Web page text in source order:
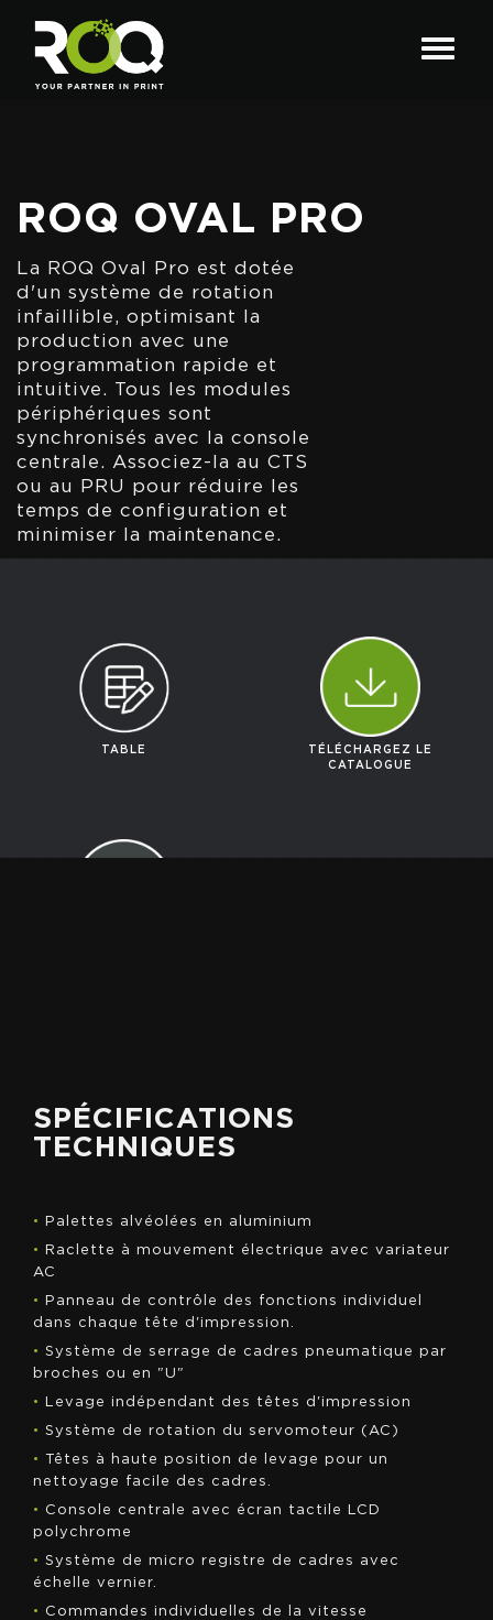
ROQ OVAL PRO
La ROQ Oval Pro est dotée
d'un système de rotation
infaillible, optimisant la
production avec une
programmation rapide et
intuitive. Tous les modules
périphériques sont
synchronisés avec la console
centrale. Associez-la au CTS
ou au PRU pour réduire les
temps de configuration et
minimiser la maintenance.
TABLE
TÉLÉCHARGEZ LE
CATALOGUE
SPÉCIFICATIONS
TECHNIQUES
•
Palettes alvéolées en aluminium
•
Raclette à mouvement électrique avec variateur
AC
•
Panneau de contrôle des fonctions individuel
dans chaque tête d'impression.
• Système de serrage de cadres pneumatique par
broches ou en "U"
•
Levage indépendant des têtes d'impression
• Système de rotation du servomoteur (AC)
• Têtes à haute position de levage pour un
nettoyage facile des cadres.
•
Console centrale avec écran tactile LCD
polychrome
• Système de micro registre de cadres avec
échelle vernier.
•
Commandes individuelles de la vitesse